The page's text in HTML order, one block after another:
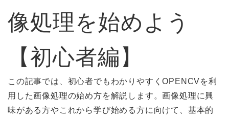
像処理を始めよう
【初心者編】
この記事では、初心者でもわかりやすくOPENCVを利
用した画像処理の始め方を解説します。画像処理に興
味がある方やこれから学び始める方に向けて、基本的